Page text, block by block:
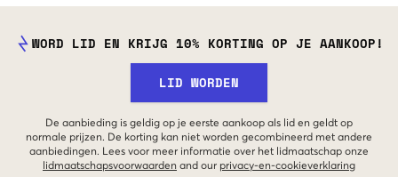
WORD LID EN KRIJG 10% KORTING OP JE AANKOOP!
LID WORDEN
De aanbieding is geldig op je eerste aankoop als lid en geldt op
normale prijzen. De korting kan niet worden gecombineerd met andere
aanbiedingen. Lees voor meer informatie over het lidmaatschap onze
lidmaatschapsvoorwaarden and our privacy-en-cookieverklaring